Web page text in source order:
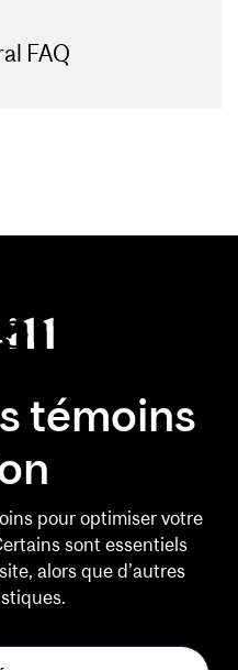
FAQ
témoins
pour optimiser votre
sont essentiels
alors que d’autres